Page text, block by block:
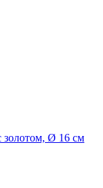
золотом, Ø 16 см